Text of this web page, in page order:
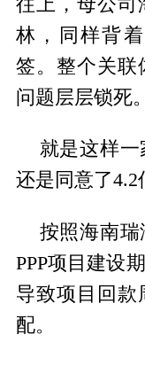
林，同样背
签。整个关联
问题层层锁死。
就是这样
还是同意了4.2
按照海南
PPP项目建设
导致项目回款
配。